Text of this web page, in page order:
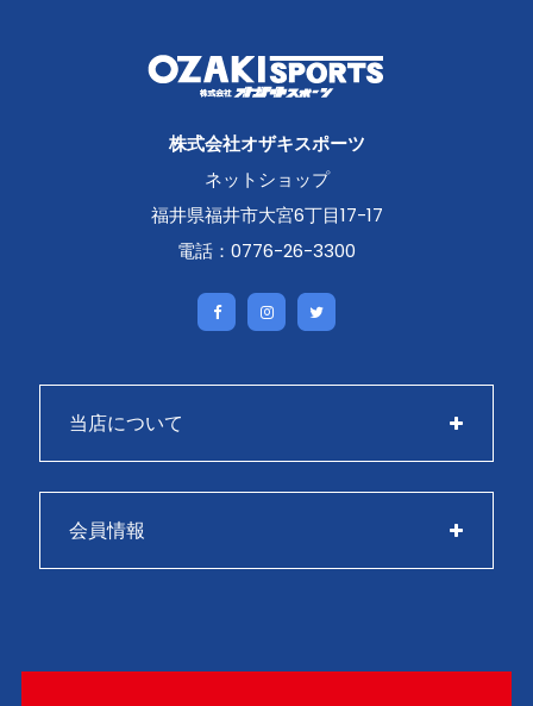
株式会社オザキスポーツ
ネットショップ
福井県福井市大宮6丁目17-17
電話：0776-26-3300
当店について
会員情報